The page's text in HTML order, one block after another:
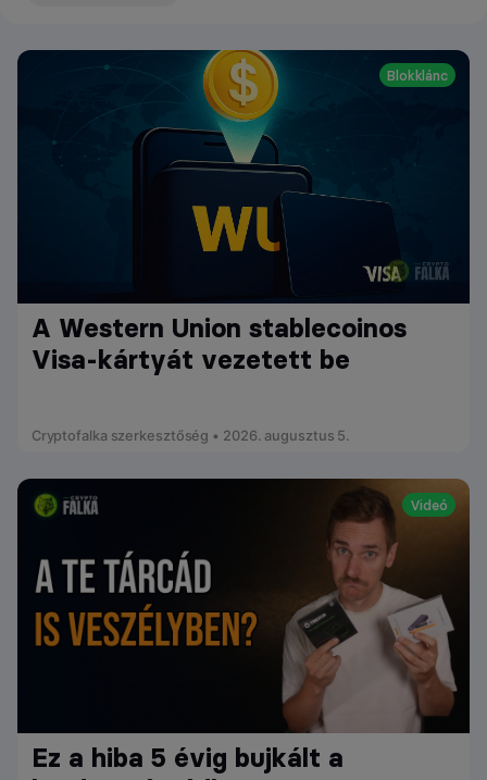
Blokklánc
A Western Union stablecoinos
Visa-kártyát vezetett be
Cryptofalka szerkesztőség • 2026. augusztus 5.
Videó
Ez a hiba 5 évig bujkált a